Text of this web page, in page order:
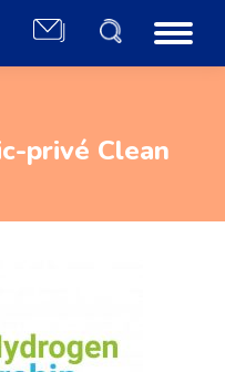
privé Clean